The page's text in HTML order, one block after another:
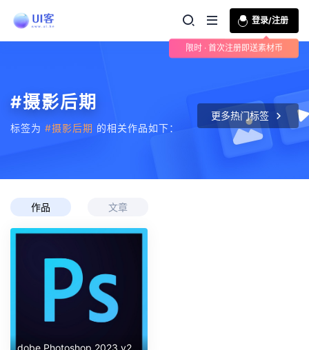
登录/注册
限时 · 首次注册即送素材币
#摄影后期
标签为 #摄影后期 的相关作品如下：
更多热门标签
作品 文章